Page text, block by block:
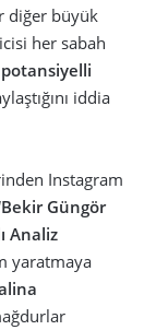
diğer büyük
her sabah
iddia
Instagram
Güngör
Analiz
yaratmaya